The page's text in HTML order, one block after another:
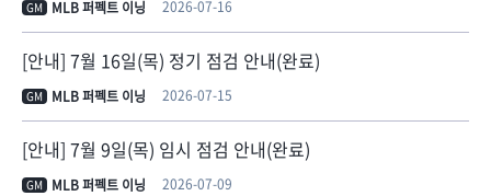
GM MLB 퍼펙트 이닝 2026-07-16
[안내] 7월 16일(목) 정기 점검 안내(완료)
GM MLB 퍼펙트 이닝 2026-07-15
[안내] 7월 9일(목) 임시 점검 안내(완료)
GM MLB 퍼펙트 이닝 2026-07-09